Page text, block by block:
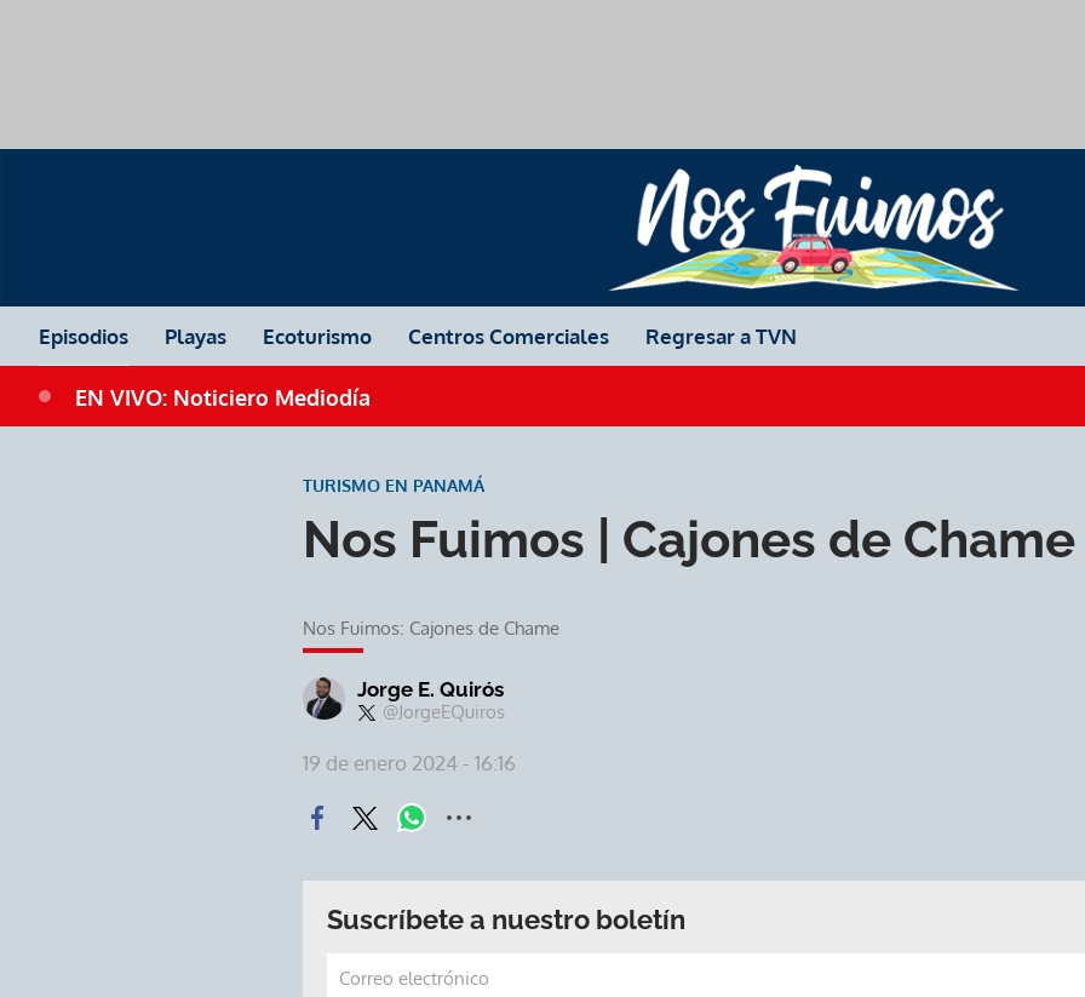
Episodios Playas Ecoturismo Centros Comerciales Regresar a TVN
EN VIVO: Noticiero Mediodía
Nos Fuimos | Cajones de Chame
TURISMO EN PANAMÁ
Nos Fuimos: Cajones de Chame
Jorge E. Quirós
@JorgeEQuiros
19 de enero 2024 - 16:16
Suscríbete a nuestro boletín